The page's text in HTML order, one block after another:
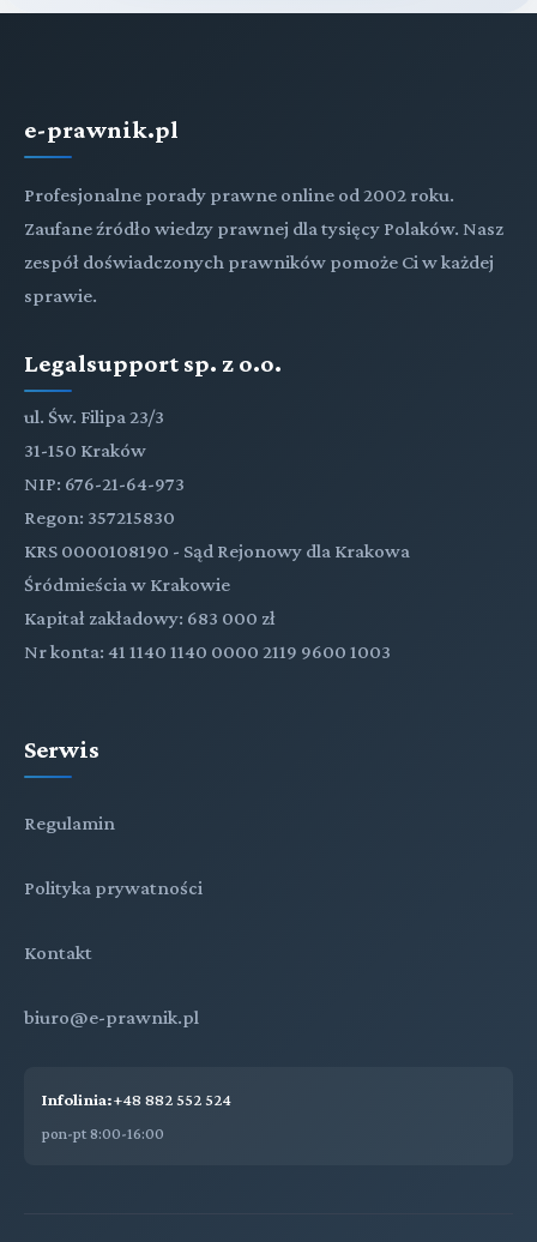
e-prawnik.pl
Profesjonalne porady prawne online od 2002 roku.
Zaufane źródło wiedzy prawnej dla tysięcy Polaków. Nasz
zespół doświadczonych prawników pomoże Ci w każdej
sprawie.
Legalsupport sp. z o.o.
ul. Św. Filipa 23/3
31-150 Kraków
NIP: 676-21-64-973
Regon: 357215830
KRS 0000108190 - Sąd Rejonowy dla Krakowa
Śródmieścia w Krakowie
Kapitał zakładowy: 683 000 zł
Nr konta: 41 1140 1140 0000 2119 9600 1003
Serwis
Regulamin
Polityka prywatności
Kontakt
biuro@e-prawnik.pl
Infolinia:+48 882 552 524
pon-pt 8:00-16:00